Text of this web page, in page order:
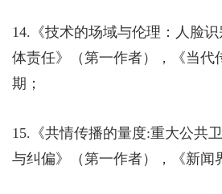
14. 《技术的场域与伦理：人脸
体责任》（第一作者），《当代
期；
15. 《共情传播的量度:重大公共
与纠偏》（第一作者），《新闻